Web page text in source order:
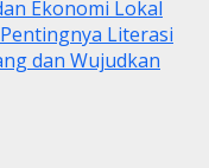
Ekonomi Lokal
Literasi
dan Wujudkan